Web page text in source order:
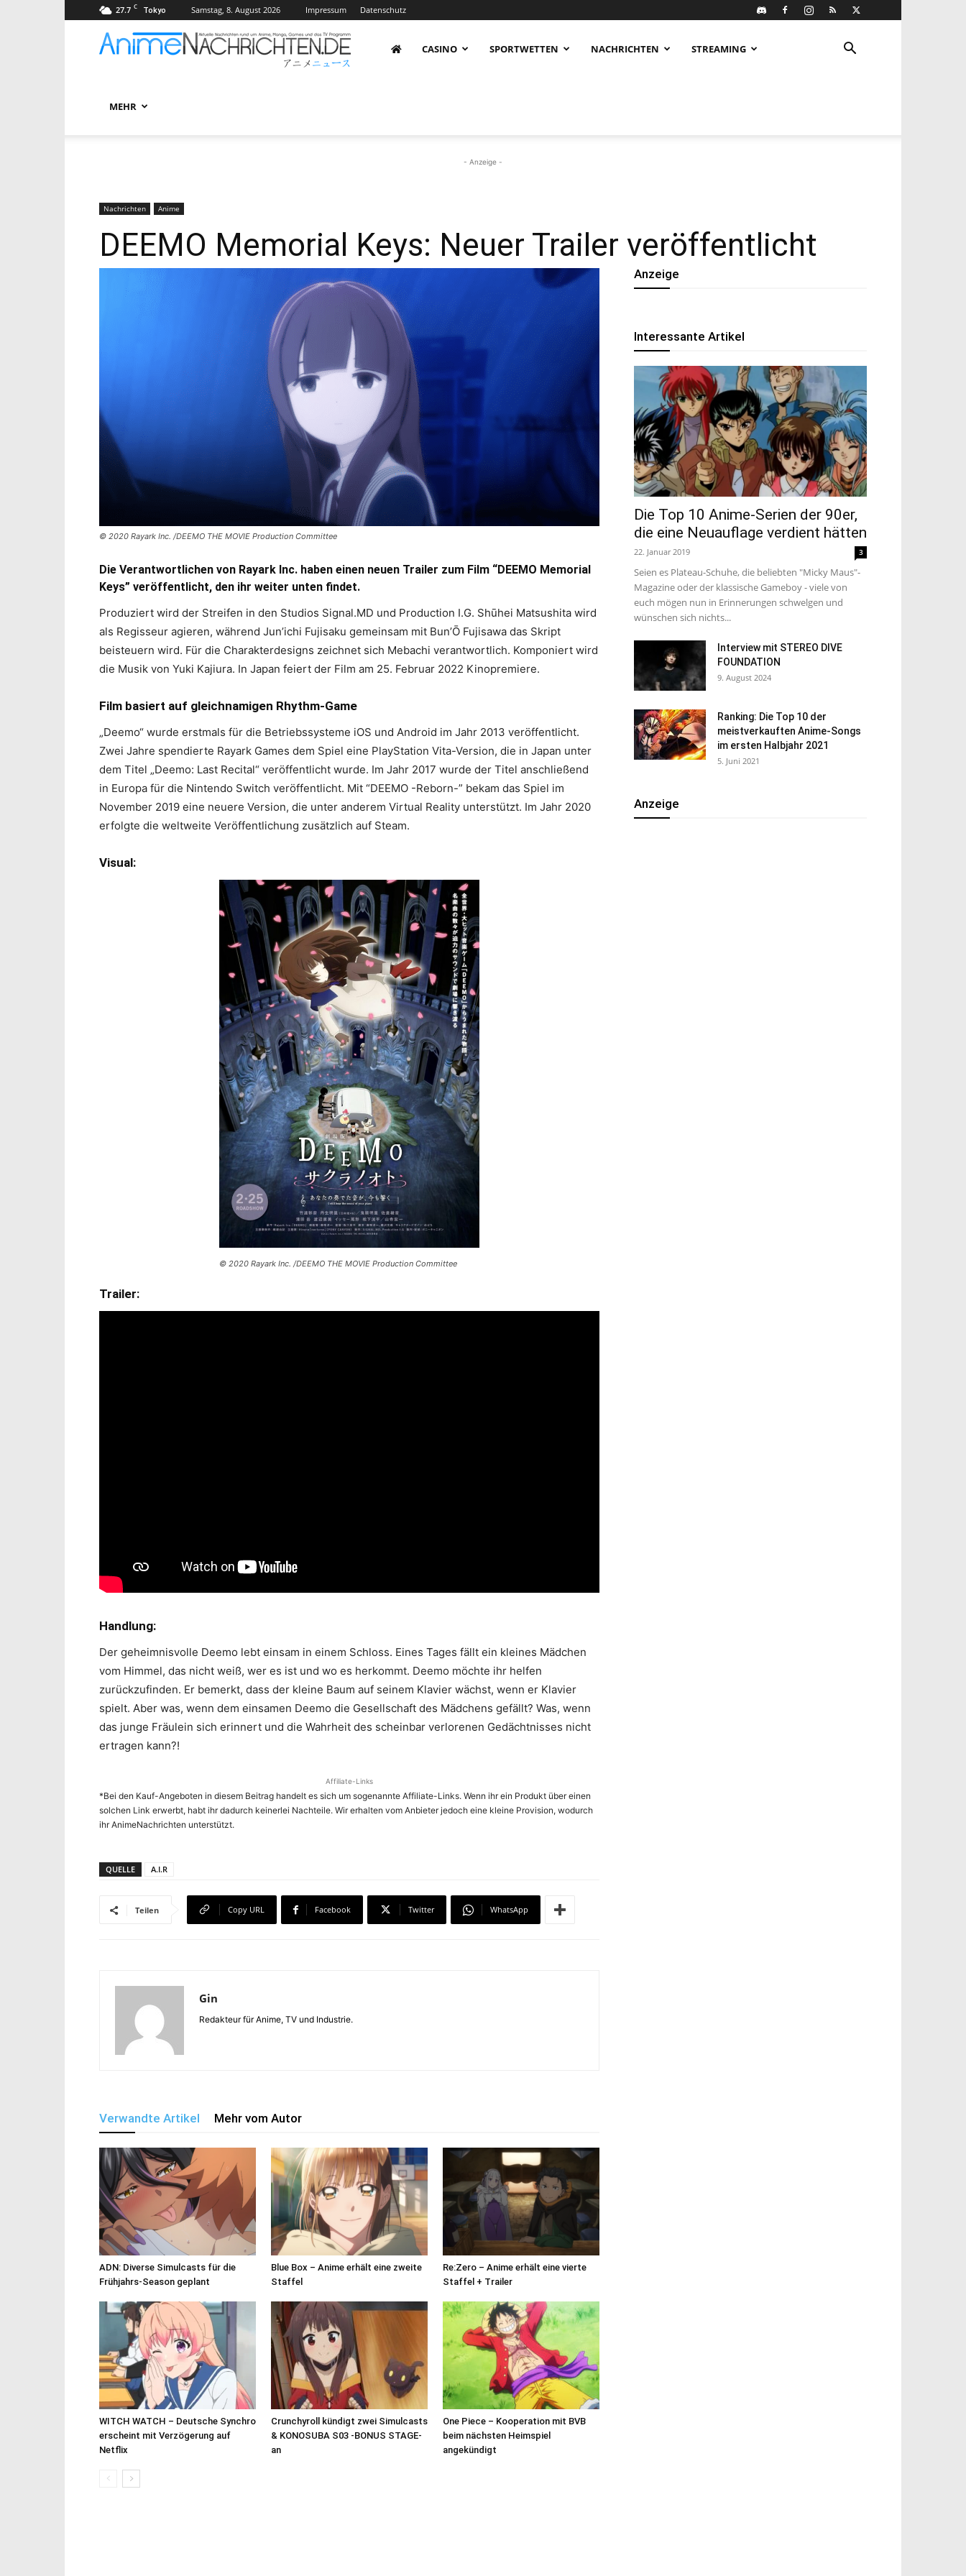
27.7 C Tokyo Samstag, 8. August 2026 Impressum Datenschutz
AnimeNachrichten
rund
um
Anime,
Manga
und
Games
CASINO SPORTWETTEN NACHRICHTEN STREAMING
MEHR
- Anzeige -
Nachrichten Anime
DEEMO Memorial Keys: Neuer Trailer veröffentlicht
© 2020 Rayark Inc. /DEEMO THE MOVIE Production Committee
Die Verantwortlichen von Rayark Inc. haben einen neuen Trailer zum Film “DEEMO Memorial
Keys” veröffentlicht, den ihr weiter unten findet.
Produziert wird der Streifen in den Studios Signal.MD und Production I.G. Shūhei Matsushita wird
als Regisseur agieren, während Jun’ichi Fujisaku gemeinsam mit Bun’Ō Fujisawa das Skript
beisteuern wird. Für die Charakterdesigns zeichnet sich Mebachi verantwortlich. Komponiert wird
die Musik von Yuki Kajiura. In Japan feiert der Film am 25. Februar 2022 Kinopremiere.
Film basiert auf gleichnamigen Rhythm-Game
„Deemo“ wurde erstmals für die Betriebssysteme iOS und Android im Jahr 2013 veröffentlicht.
Zwei Jahre spendierte Rayark Games dem Spiel eine PlayStation Vita-Version, die in Japan unter
dem Titel „Deemo: Last Recital“ veröffentlicht wurde. Im Jahr 2017 wurde der Titel anschließend
in Europa für die Nintendo Switch veröffentlicht. Mit “DEEMO -Reborn-” bekam das Spiel im
November 2019 eine neuere Version, die unter anderem Virtual Reality unterstützt. Im Jahr 2020
erfolgte die weltweite Veröffentlichung zusätzlich auf Steam.
Visual:
© 2020 Rayark Inc. /DEEMO THE MOVIE Production Committee
Trailer:
Handlung:
Der geheimnisvolle Deemo lebt einsam in einem Schloss. Eines Tages fällt ein kleines Mädchen
vom Himmel, das nicht weiß, wer es ist und wo es herkommt. Deemo möchte ihr helfen
zurückzufinden. Er bemerkt, dass der kleine Baum auf seinem Klavier wächst, wenn er Klavier
spielt. Aber was, wenn dem einsamen Deemo die Gesellschaft des Mädchens gefällt? Was, wenn
das junge Fräulein sich erinnert und die Wahrheit des scheinbar verlorenen Gedächtnisses nicht
ertragen kann?!
Affiliate-Links
*Bei den Kauf-Angeboten in diesem Beitrag handelt es sich um sogenannte Affiliate-Links. Wenn ihr ein Produkt über einen
solchen Link erwerbt, habt ihr dadurch keinerlei Nachteile. Wir erhalten vom Anbieter jedoch eine kleine Provision, wodurch
ihr AnimeNachrichten unterstützt.
QUELLE A.I.R
Teilen Copy URL Facebook Twitter WhatsApp
Gin
Redakteur für Anime, TV und Industrie.
Verwandte Artikel Mehr vom Autor
ADN: Diverse Simulcasts für die
Frühjahrs-Season geplant
Blue Box – Anime erhält eine zweite
Staffel
Re:Zero – Anime erhält eine vierte
Staffel + Trailer
WITCH WATCH – Deutsche Synchro
erscheint mit Verzögerung auf
Netflix
Crunchyroll kündigt zwei Simulcasts
& KONOSUBA S03 -BONUS STAGE-
an
One Piece – Kooperation mit BVB
beim nächsten Heimspiel
angekündigt
Anzeige
Interessante Artikel
Die Top 10 Anime-Serien der 90er,
die eine Neuauflage verdient hätten
22. Januar 2019 3
Seien es Plateau-Schuhe, die beliebten "Micky Maus"-
Magazine oder der klassische Gameboy - viele von
euch mögen nun in Erinnerungen schwelgen und
wünschen sich nichts...
Interview mit STEREO DIVE
FOUNDATION
9. August 2024
Ranking: Die Top 10 der
meistverkauften Anime-Songs
im ersten Halbjahr 2021
5. Juni 2021
Anzeige